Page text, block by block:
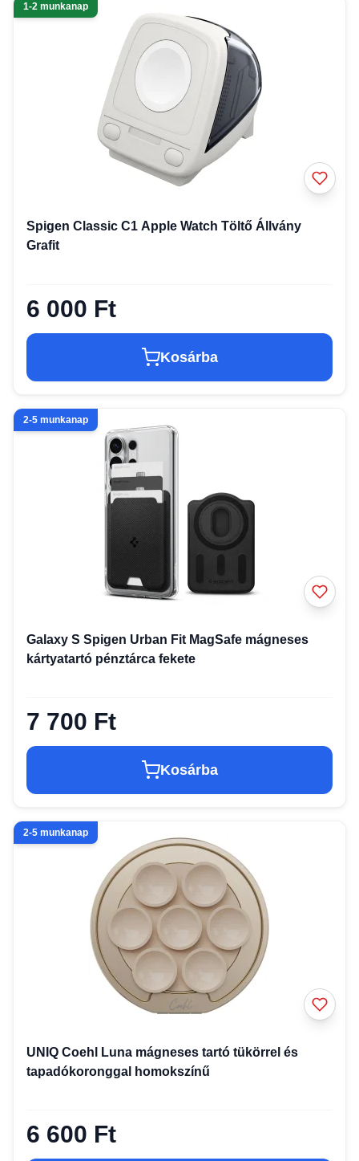
1-2 munkanap
Spigen Classic C1 Apple Watch Töltő Állvány
Grafit
6 000 Ft
Kosárba
2-5 munkanap
Galaxy S Spigen Urban Fit MagSafe mágneses
kártyatartó pénztárca fekete
7 700 Ft
Kosárba
2-5 munkanap
UNIQ Coehl Luna mágneses tartó tükörrel és
tapadókoronggal homokszínű
6 600 Ft